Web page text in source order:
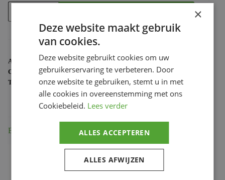
Ducati
-
Thermoskan
ARTIKELNUMMER:987705710
CATEGORIE:DUCATI MERCHANDISE
TAG:
987705710
Beschrijving
×
Deze website maakt gebruik
van cookies.
Deze website gebruikt cookies om uw
gebruikerservaring te verbeteren. Door
onze website te gebruiken, stemt u in met
alle cookies in overeenstemming met ons
Cookiebeleid. Lees verder
ALLES ACCEPTEREN
ALLES AFWIJZEN